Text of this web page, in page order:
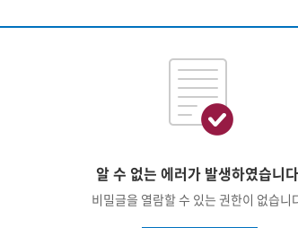
알 수 없는 에러가 발생하였습니
비밀글을 열람할 수 있는 권한이 없습니